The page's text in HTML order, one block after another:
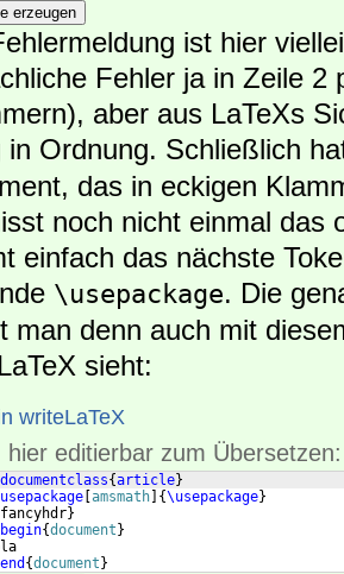
erzeugen
ist hier
Fehler ja in Zeile 2
aber aus LaTeXs
in Ordnung. Schließlich
das in eckigen
noch nicht einmal das
einfach das nächste
\usepackage. Die
man denn auch mit
sieht:
writeLaTeX
hier editierbar zum Übersetzen:
{article}
amsmath {\usepackage}
fancyhdr}
{document }
{document }